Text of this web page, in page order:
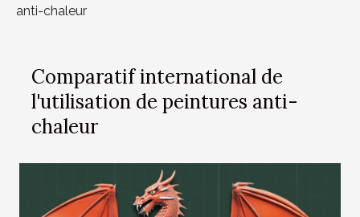
anti-chaleur
Comparatif international de
l'utilisation de peintures anti-
chaleur